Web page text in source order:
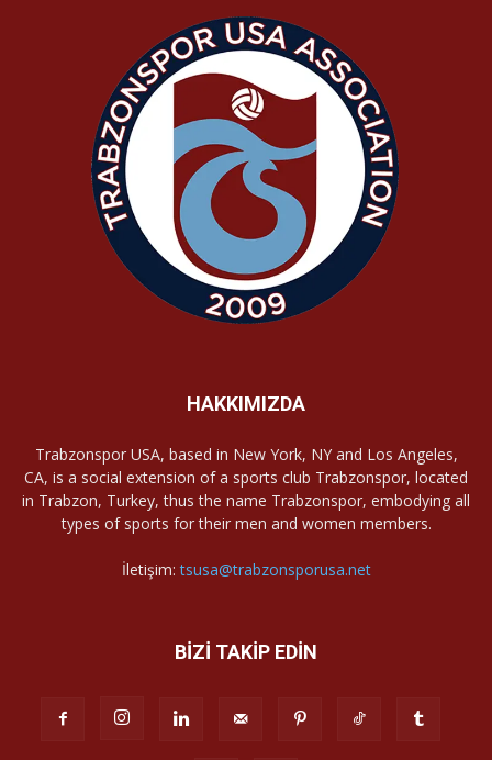
HAKKIMIZDA
Trabzonspor USA, based in New York, NY and Los Angeles,
CA, is a social extension of a sports club Trabzonspor, located
in Trabzon, Turkey, thus the name Trabzonspor, embodying all
types of sports for their men and women members.
İletişim:tsusa@trabzonsporusa.net
BİZİ TAKİP EDİN